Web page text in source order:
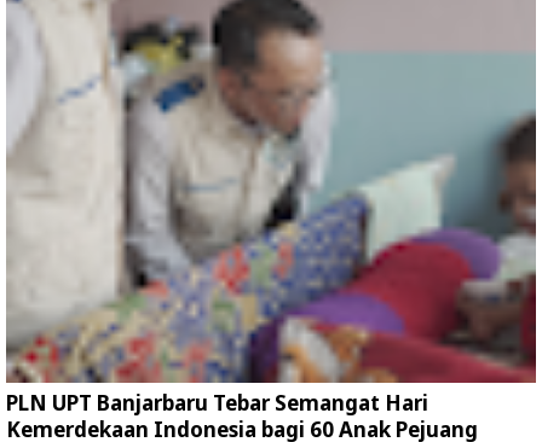
PLN UPT Banjarbaru Tebar Semangat Hari
Kemerdekaan Indonesia bagi 60 Anak Pejuang